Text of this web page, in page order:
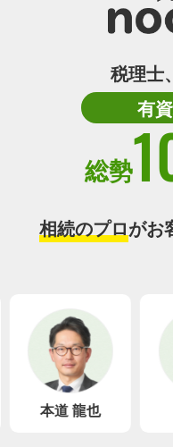
税理士
有
総勢
相続のプロがお
本道 龍也